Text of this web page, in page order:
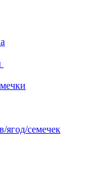
ягод/семечек